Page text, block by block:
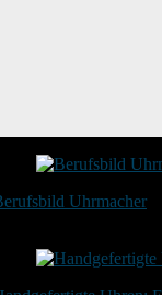
Uhrmacher